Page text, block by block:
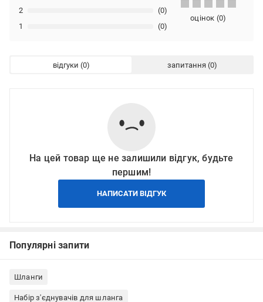
1 (0)
2 (0)
оцінок (0)
відгуки запитання
На цей товар ще не залишили відгук, будьте
першим!
НАПИСАТИ ВІДГУК
Популярні запити
Шланги
Набір з'єднувачів для шланга